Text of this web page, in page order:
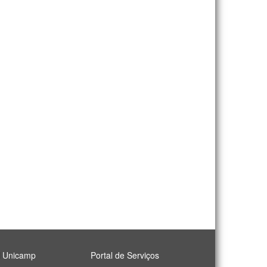
Unicamp Portal de Serviços